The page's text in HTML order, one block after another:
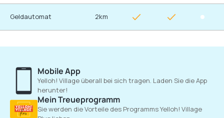
Geldautomat 2km
Mobile App
Yelloh! Village überall bei sich tragen. Laden Sie die App
herunter!
Mein Treueprogramm
Sie werden die Vorteile des Programms Yelloh! Village